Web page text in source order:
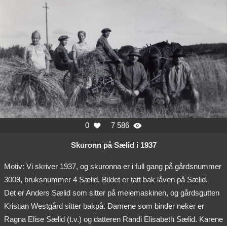
0  7 586 
Skuronn på Sælid i 1937
Motiv: Vi skriver 1937, og skuronna er i full gang på gårdsnummer
3009, bruksnummer 4 Sælid. Bildet er tatt bak låven på Sælid.
Det er Anders Sælid som sitter på meiemaskinen, og gårdsgutten
Kristian Westgård sitter bakpå. Damene som binder neker er
Ragna Elise Sælid (t.v.) og datteren Randi Elisabeth Sælid. Karene